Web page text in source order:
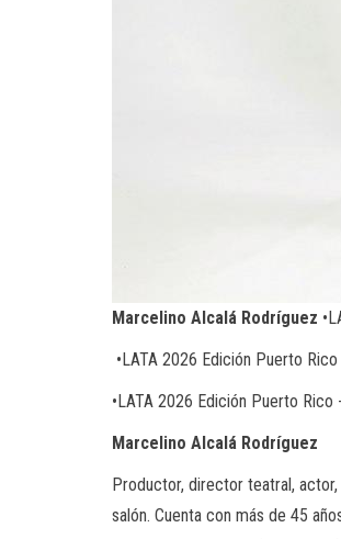
Marcelino Alcalá Rodríguez
•LATA 2026 Edición Puerto
•LATA 2026 Edición Puerto
Marcelino Alcalá Rodríguez
Productor, director teatral,
salón. Cuenta con más de 45